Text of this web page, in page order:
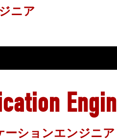
ニア
ーションエンジニア